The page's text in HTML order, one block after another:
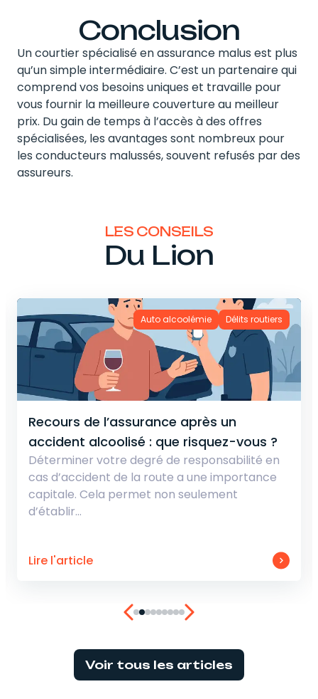
Conclusion
Un courtier spécialisé en assurance malus est plus
qu’un simple intermédiaire. C’est un partenaire qui
comprend vos besoins uniques et travaille pour
vous fournir la meilleure couverture au meilleur
prix. Du gain de temps à l’accès à des offres
spécialisées, les avantages sont nombreux pour
les conducteurs malussés, souvent refusés par des
assureurs.
LES CONSEILS
Du Lion
Auto alcoolémie Délits routiers
Recours de l’assurance après un
accident alcoolisé : que risquez-vous ?
Déterminer votre degré de responsabilité en
cas d’accident de la route a une importance
capitale. Cela permet non seulement
d’établir…
Lire l'article
Voir tous les articles